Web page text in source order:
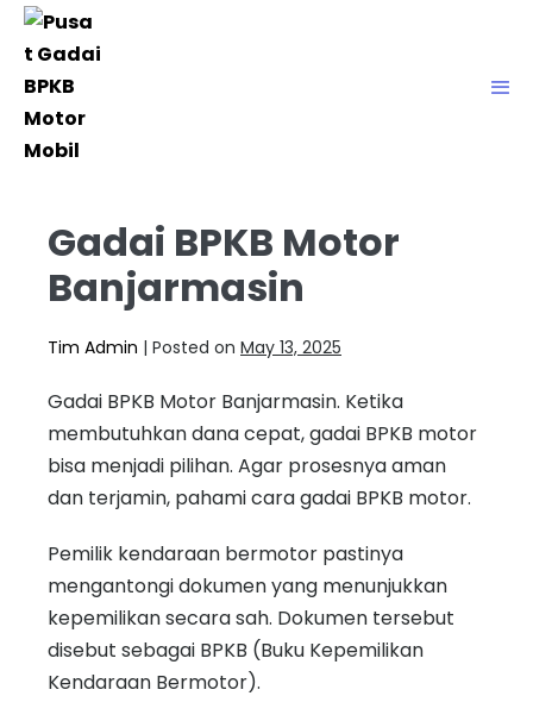
Gadai BPKB Motor
Banjarmasin
Tim Admin | Posted on May 13, 2025
Gadai BPKB Motor Banjarmasin. Ketika
membutuhkan dana cepat, gadai BPKB motor
bisa menjadi pilihan. Agar prosesnya aman
dan terjamin, pahami cara gadai BPKB motor.
Pemilik kendaraan bermotor pastinya
mengantongi dokumen yang menunjukkan
kepemilikan secara sah. Dokumen tersebut
disebut sebagai BPKB (Buku Kepemilikan
Kendaraan Bermotor).